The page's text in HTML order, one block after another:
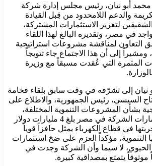
محمد أبو نيان، رئيس مجلس إدارة شركة
والدعم اللامحدود من قِبل القيادة
لتعزيز الاستثمارات المشتركة،
في مصر، وتقديره البالغ لهذا اللقاء
التعاون لمناقشة مشروعات استراتيجية
ومشيراً إلى أن هذا الاجتماع جاء تتويجاً
المثمرة التي عُقدت مسبقاً مع وزيرة
نيان إلى تشرّفه في وقت سابق بلقاء فخامة
السيسي، رئيس الجمهورية، والاطلاع على
بشأن المشروعات التنموية المختلفة،
موضحاً أن حجم استثمارات الشركة في مصر بلغ 4 مليارات دولار
في قطاع الكهرباء يمثل حافزاً قوياً
مؤكداً العزم على ضخ استثمارات
لا سيما وأن الشركة وجدت في
موثوقاً يتمتع بمصداقية كبيرة.